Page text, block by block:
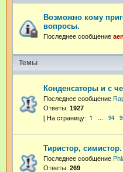
Возможно кому
вопросы.
Последнее сообщение aen
Темы
Конденсаторы и с
Последнее сообщение
Ответы: 1927
1 … 94
Тиристор,
Последнее сообщение
Ответы: 269